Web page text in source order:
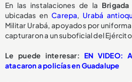
En las instalaciones de la Brigada
ubicadas enCarepa, Urabá
Militar Urabá, apoyados por
capturaron a un suboficial del
Le puede interesar: EN VIDEO:
atacaron a policías en Guadalupe